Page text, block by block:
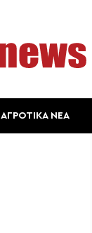
ΑΓΡΟΤΙΚΑ ΝΕΑ